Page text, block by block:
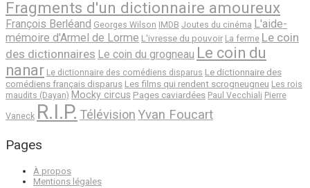
Fragments d'un dictionnaire amoureux
François Berléand Georges Wilson IMDB Joutes du cinéma L'aide-
mémoire d'Armel de Lorme L'ivresse du pouvoir La ferme Le coin
des dictionnaires Le coin du grogneau Le coin du
nanar Le dictionnaire des comédiens disparus Le dictionnaire des
comédiens français disparus Les films qui rendent scrogneugneu Les rois
maudits (Dayan) Mocky circus Pages caviardées Paul Vecchiali Pierre
Vaneck R.I.P. TélévisionYvan Foucart
Pages
À propos
Mentions légales